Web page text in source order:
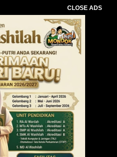
CLOSE ADS